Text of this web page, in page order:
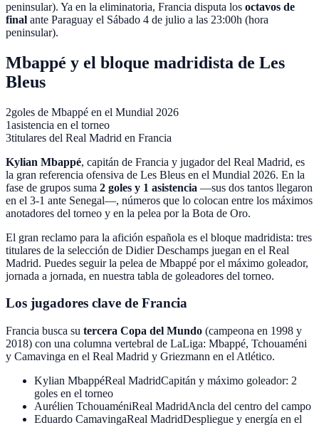
peninsular). Ya en la eliminatoria, Francia disputa los octavos de
final ante Paraguay el Sábado 4 de julio a las 23:00h (hora
peninsular).
Mbappé y el bloque madridista de Les
Bleus
2goles de Mbappé en el Mundial 2026
1asistencia en el torneo
3titulares del Real Madrid en Francia
Kylian Mbappé, capitán de Francia y jugador del Real Madrid, es
la gran referencia ofensiva de Les Bleus en el Mundial 2026. En la
fase de grupos suma 2 goles y 1 asistencia —sus dos tantos llegaron
en el 3-1 ante Senegal—, números que lo colocan entre los máximos
anotadores del torneo y en la pelea por la Bota de Oro.
El gran reclamo para la afición española es el bloque madridista: tres
titulares de la selección de Didier Deschamps juegan en el Real
Madrid. Puedes seguir la pelea de Mbappé por el máximo goleador,
jornada a jornada, en nuestra tabla de goleadores del torneo.
Los jugadores clave de Francia
Francia busca su tercera Copa del Mundo (campeona en 1998 y
2018) con una columna vertebral de LaLiga: Mbappé, Tchouaméni
y Camavinga en el Real Madrid y Griezmann en el Atlético.
Kylian MbappéReal MadridCapitán y máximo goleador: 2
goles en el torneo
Aurélien TchouaméniReal MadridAncla del centro del campo
Eduardo CamavingaReal MadridDespliegue y energía en el